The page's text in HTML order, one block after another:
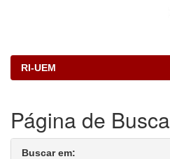
RI-UEM
Página de Busca
Buscar em: